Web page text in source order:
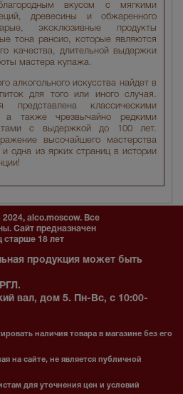
вкусом с мягкими
древесины и обжаренного
эксклюзивные продукты
тона рансио, которые являются
качества, длительной выдержки
мастера купажа.
алкогольного искусства найдет в
для того или иного случая.
представлена классическими
также чрезвычайно редкими
с выдержкой до 100 лет.
высочайшего мастерства
одна из ярких страниц в истории
2024, alco.moscow. Все
Сайт предназначен
старше 18 лет
продукция может быть
вал, дом 5. Пн-Вс, с 10:00-
наличия товара в магазине без его
на сайте, не является публичной
для уточнения цен и условий